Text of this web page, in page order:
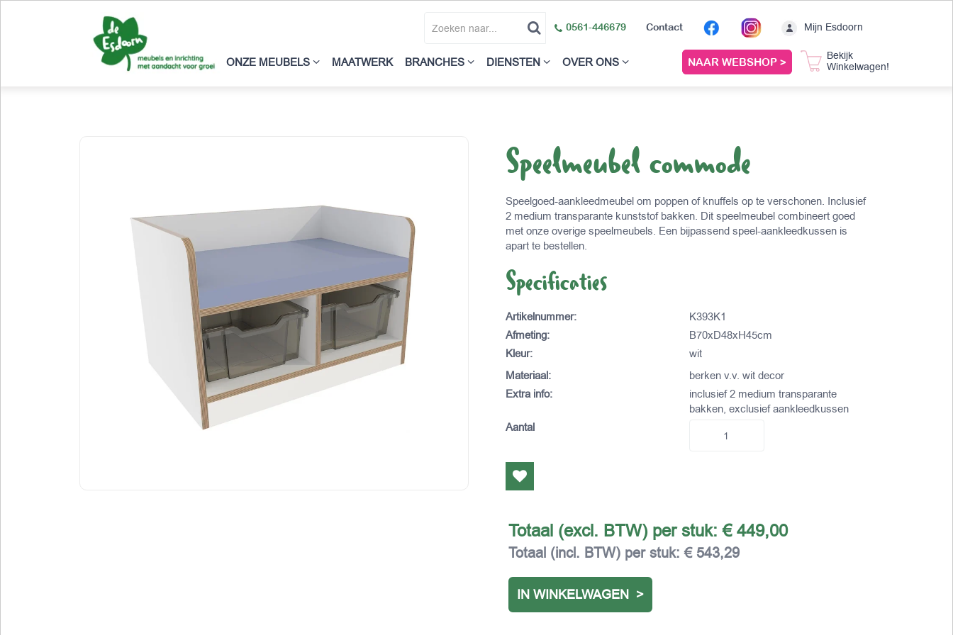
0561-446679 Contact Mijn Esdoorn
ONZE MEUBELS MAATWERK BRANCHES DIENSTEN OVER ONS NAAR WEBSHOP >
Bekijk
Winkelwagen!
Speelmeubel commode
Speelgoed-aankleedmeubel om poppen of knuffels op te verschonen. Inclusief
2 medium transparante kunststof bakken. Dit speelmeubel combineert goed
met onze overige speelmeubels. Een bijpassend speel-aankleedkussen is
apart te bestellen.
Specificaties
Artikelnummer:
K393K1
Afmeting:
B70xD48xH45cm
Kleur:
wit
Materiaal:
berken v.v. wit decor
Extra info:
inclusief 2 medium transparante
bakken, exclusief aankleedkussen
Aantal
Totaal (excl. BTW) per stuk:€ 449,00
Totaal (incl. BTW) per stuk:€ 543,29
IN WINKELWAGEN >